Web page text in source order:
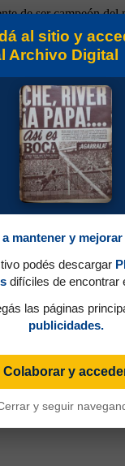
de ser campeón del
1958. Lo trajo Alberto
espectáculo". No
ni era uno de los
fue al pedir a
que se
entrenamientos.
al sitio y
Archivo Digital
mantener y
podés descargar
difíciles de encontrar
las páginas
publicidades.
Colaborar y
y seguir